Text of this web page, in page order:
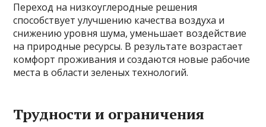
Переход на низкоуглеродные решения
способствует улучшению качества воздуха и
снижению уровня шума, уменьшает воздействие
на природные ресурсы. В результате возрастает
комфорт проживания и создаются новые рабочие
места в области зеленых технологий.
Трудности и ограничения